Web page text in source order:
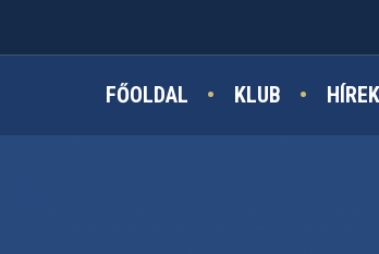
FŐOLDAL KLUB HÍREK